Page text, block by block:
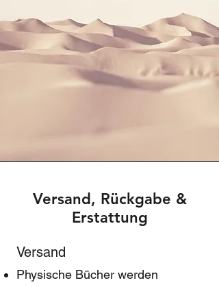
Versand, Rückgabe &
Erstattung
Versand
Physische Bücher werden